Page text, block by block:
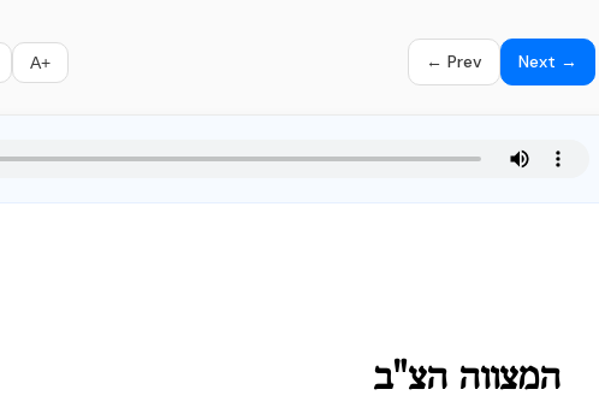
A+ ← Prev Next →
המצווה הצ"ב